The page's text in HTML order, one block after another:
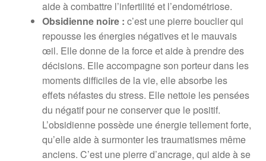
aide à combattre l’infertilité et l’endométriose.
Obsidienne noire : c’est une pierre bouclier qui
repousse les énergies négatives et le mauvais
œil. Elle donne de la force et aide à prendre des
décisions. Elle accompagne son porteur dans les
moments difficiles de la vie, elle absorbe les
effets néfastes du stress. Elle nettoie les pensées
du négatif pour ne conserver que le positif.
L’obsidienne possède une énergie tellement forte,
qu’elle aide à surmonter les traumatismes même
anciens. C’est une pierre d’ancrage, qui aide à se